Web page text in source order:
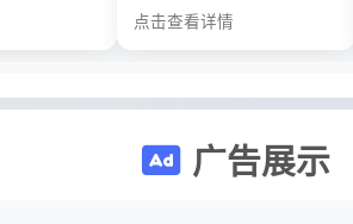
点击查看详情
广告展示